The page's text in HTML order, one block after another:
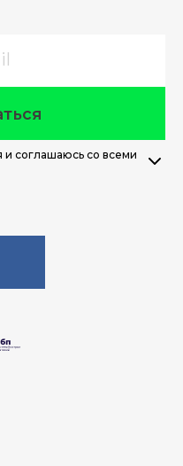
соглашаюсь со всеми